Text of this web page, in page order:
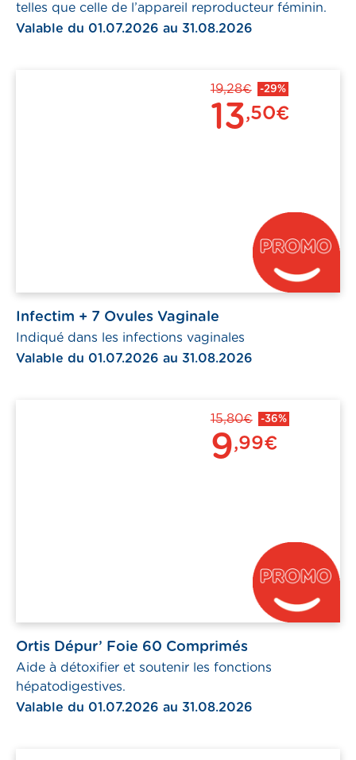
telles que celle de l’appareil reproducteur féminin.
Valable du 01.07.2026 au 31.08.2026
19,28€ -29%
13,50€
Infectim + 7 Ovules Vaginale
Indiqué dans les infections vaginales
Valable du 01.07.2026 au 31.08.2026
15,80€ -36%
9,99€
Ortis Dépur’ Foie 60 Comprimés
Aide à détoxifier et soutenir les fonctions
hépatodigestives.
Valable du 01.07.2026 au 31.08.2026